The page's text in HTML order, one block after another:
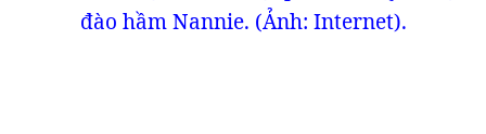
đào hầm Nannie. (Ảnh: Internet).